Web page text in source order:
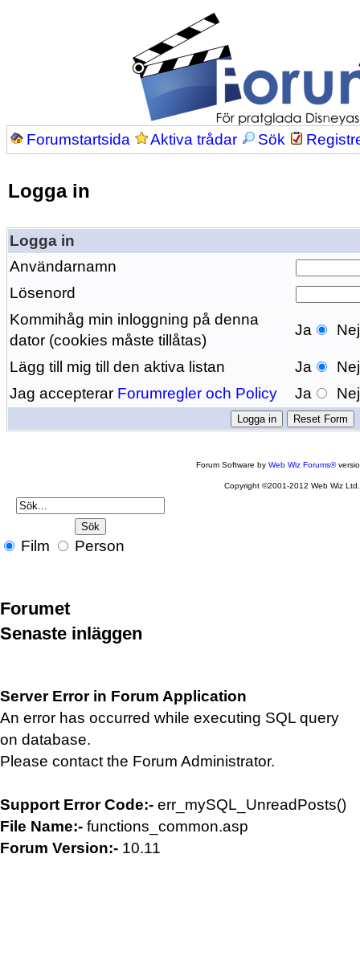
Forumstartsida Aktiva trådar Sök
Logga in
Logga in
Användarnamn
Lösenord
Kommihåg min inloggning på denna
dator (cookies måste tillåtas)
Ja Nej
Lägg till mig till den aktiva listan Ja
Nej
Jag accepterar Forumregler och Policy Ja Nej
Forum Software byWeb Wiz Forums®
Copyright ©2001-2012 Web Wiz Ltd.
Film Person
Forumet
Senaste inläggen
Server Error in Forum Application
An error has occurred while executing SQL query
on database.
Please contact the Forum Administrator.
Support Error Code:- err_mySQL_UnreadPosts()
File Name:- functions_common.asp
Forum Version:- 10.11